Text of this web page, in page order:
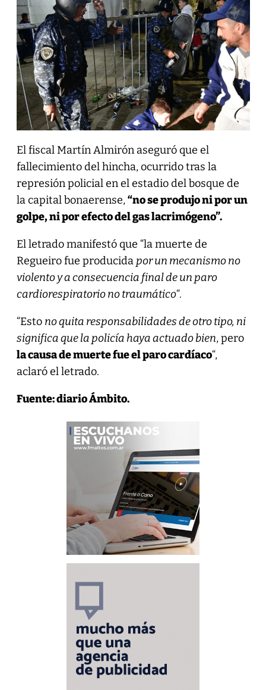
El fiscal Martín Almirón aseguró que el
fallecimiento del hincha, ocurrido tras la
represión policial en el estadio del bosque de
la capital bonaerense,“no se produjo ni por un
golpe, ni por efecto del gas lacrimógeno”.
El letrado manifestó que “la muerte de
Regueiro fue producida por un mecanismo no
violento y a consecuencia final de un paro
cardiorespiratorio no traumático“.
“Esto no quita responsabilidades de otro tipo, ni
significa que la policía haya actuado bien, pero
la causa de muerte fue el paro cardíaco“,
aclaró el letrado.
Fuente: diario Ámbito.